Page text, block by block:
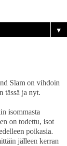
▼
Slam on vihdoin
tässä ja nyt.
isommasta
on todettu, isot
poikasia.
jälleen kerran